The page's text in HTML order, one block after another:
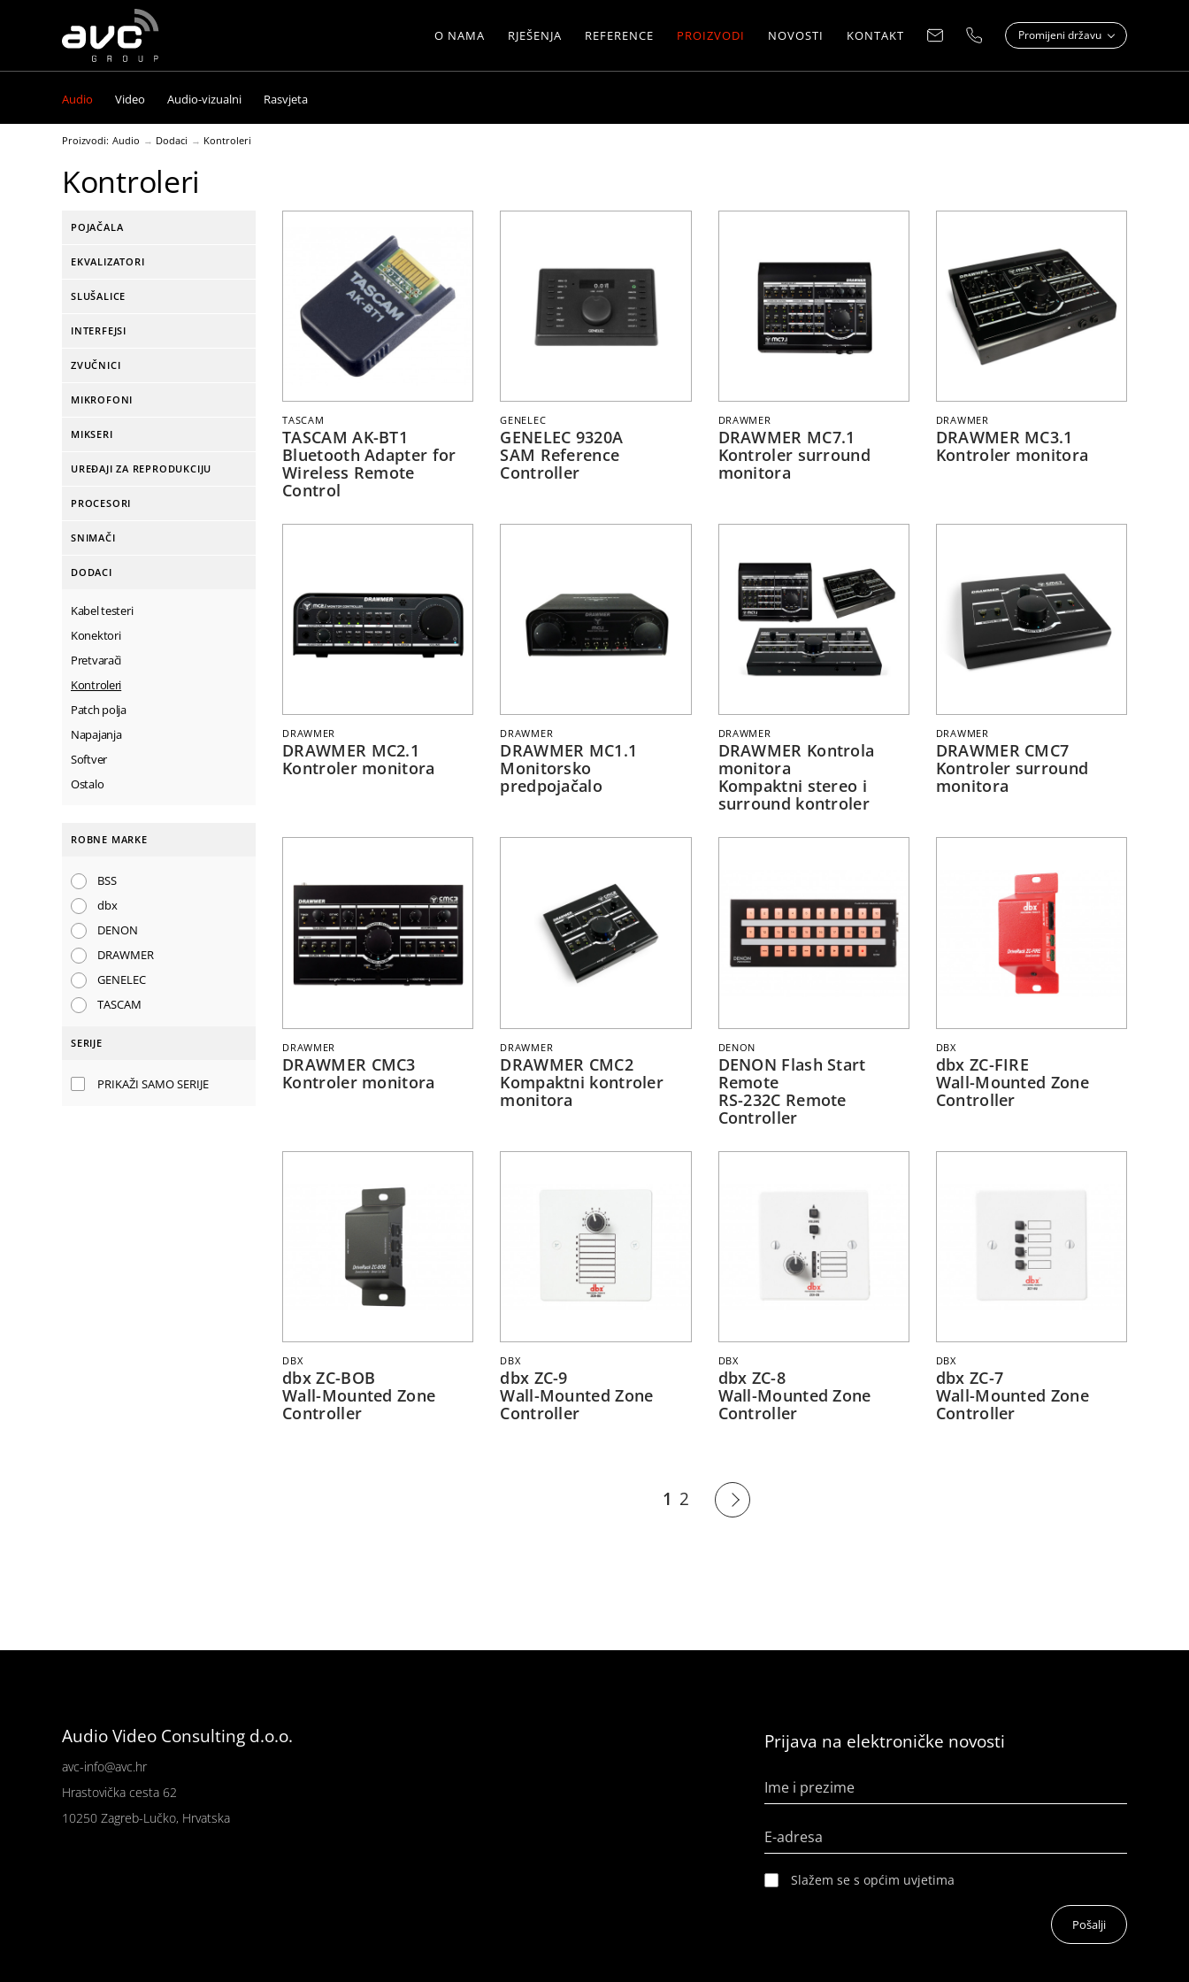
AVC
Group
O NAMA RJEŠENJA REFERENCE PROIZVODI NOVOSTI KONTAKT Promijeni državu
Audio Video Audio-vizualni Rasvjeta
Proizvodi: Audio Dodaci Kontroleri
Kontroleri
POJAČALA
EKVALIZATORI
SLUŠALICE
INTERFEJSI
ZVUČNICI
MIKROFONI
MIKSERI
UREĐAJI ZA REPRODUKCIJU
PROCESORI
SNIMAČI
DODACI
Kabel testeri
Konektori
Pretvarači
Kontroleri
Patch polja
Napajanja
Softver
Ostalo
ROBNE MARKE
BSS
dbx
DENON
DRAWMER
GENELEC
TASCAM
SERIJE
PRIKAŽI SAMO SERIJE
TASCAM
TASCAM AK-BT1
Bluetooth Adapter for
Wireless Remote
Control
GENELEC
GENELEC 9320A
SAM Reference
Controller
DRAWMER
DRAWMER MC7.1
Kontroler surround
monitora
DRAWMER
DRAWMER MC3.1
Kontroler monitora
DRAWMER
DRAWMER MC2.1
Kontroler monitora
DRAWMER
DRAWMER MC1.1
Monitorsko
predpojačalo
DRAWMER
DRAWMER Kontrola
monitora
Kompaktni stereo i
surround kontroler
DRAWMER
DRAWMER CMC7
Kontroler surround
monitora
DRAWMER
DRAWMER CMC3
Kontroler monitora
DRAWMER
DRAWMER CMC2
Kompaktni kontroler
monitora
DENON
DENON Flash Start
Remote
RS-232C Remote
Controller
DBX
dbx ZC-FIRE
Wall-Mounted Zone
Controller
DBX
dbx ZC-BOB
Wall-Mounted Zone
Controller
DBX
dbx ZC-9
Wall-Mounted Zone
Controller
DBX
dbx ZC-8
Wall-Mounted Zone
Controller
DBX
dbx ZC-7
Wall-Mounted Zone
Controller
1 2
Audio Video Consulting d.o.o.
avc-info@avc.hr
Hrastovička cesta 62
10250 Zagreb-Lučko, Hrvatska
Prijava na elektroničke novosti
Ime i prezime
E-adresa
Slažem se s općim uvjetima
Pošalji